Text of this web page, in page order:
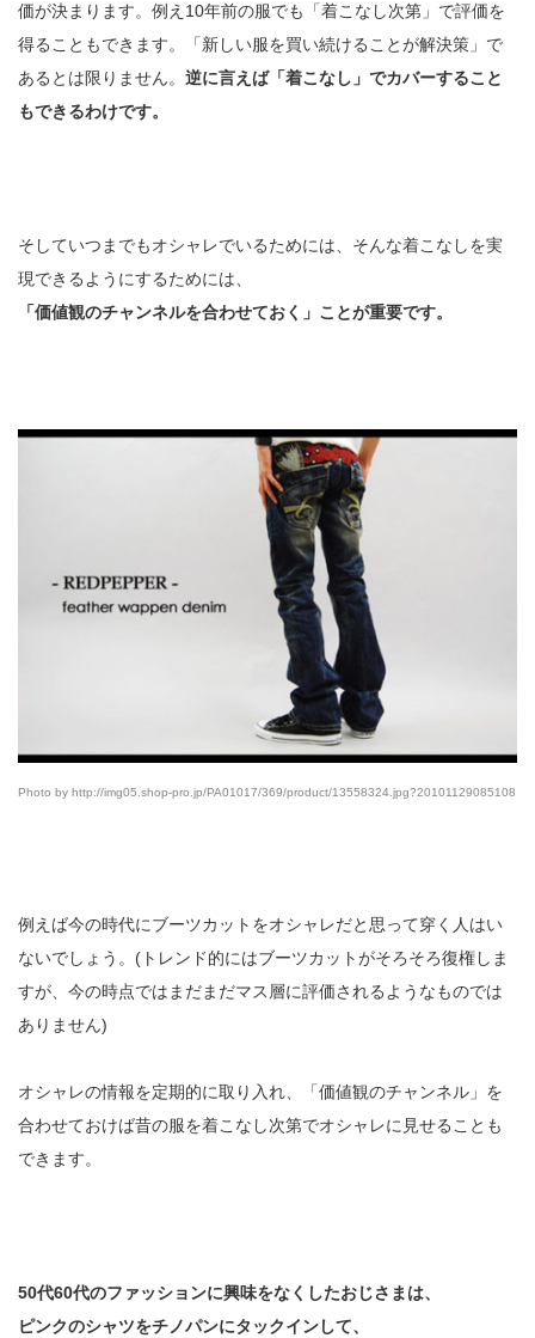
価が決まります。例え10年前の服でも「着こなし次第」で評価を
得ることもできます。「新しい服を買い続けることが解決策」で
あるとは限りません。 逆に言えば「着こなし」でカバーすること
もできるわけです。
そしていつまでもオシャレでいるためには、そんな着こなしを実
現できるようにするためには、
「価値観のチャンネルを合わせておく」ことが重要です。
Photo by http://img05.shop-pro.jp/PA01017/369/product/13558324.jpg?20101129085108
例えば今の時代にブーツカットをオシャレだと思って穿く人はい
ないでしょう。(トレンド的にはブーツカットがそろそろ復権しま
すが、今の時点ではまだまだマス層に評価されるようなものでは
ありません)
オシャレの情報を定期的に取り入れ、「価値観のチャンネル」を
合わせておけば昔の服を着こなし次第でオシャレに見せることも
できます。
50代60代のファッションに興味をなくしたおじさまは、
ピンクのシャツをチノパンにタックインして、